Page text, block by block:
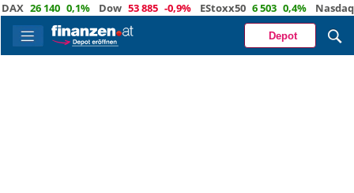
26 140 0,1% Dow 53 885 -0,9% EStoxx50 6 503 0,4% Nasdaq 29
Depot